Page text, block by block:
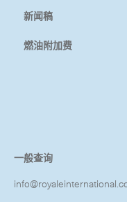
新闻稿
燃油附加费
一般查询